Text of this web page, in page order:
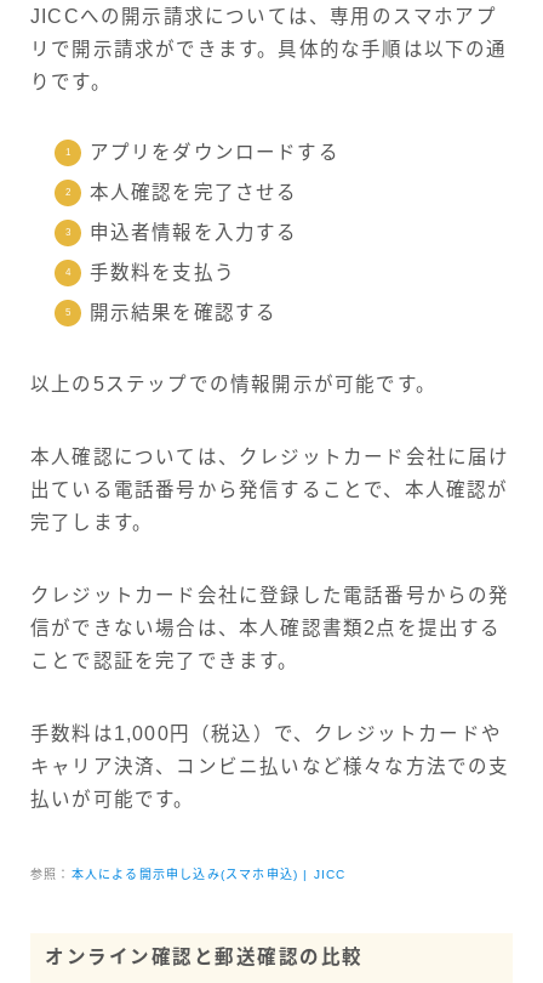
JICCへの開示請求については、専用のスマホアプ
リで開示請求ができます。具体的な手順は以下の通
りです。
アプリをダウンロードする
本人確認を完了させる
申込者情報を入力する
手数料を支払う
開示結果を確認する
以上の5ステップでの情報開示が可能です。
本人確認については、クレジットカード会社に届け
出ている電話番号から発信することで、本人確認が
完了します。
クレジットカード会社に登録した電話番号からの発
信ができない場合は、本人確認書類2点を提出する
ことで認証を完了できます。
手数料は1,000円（税込）で、クレジットカードや
キャリア決済、コンビニ払いなど様々な方法での支
払いが可能です。
参照： 本人による開示申し込み(スマホ申込) | JICC
オンライン確認と郵送確認の比較